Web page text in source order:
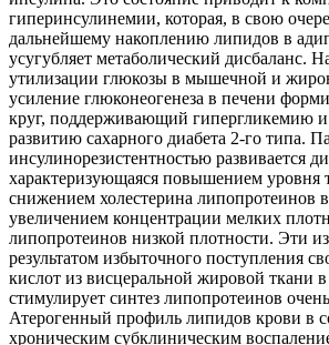
гиперинсулинемии, которая, в свою
дальнейшему накоплению липидов в
усугубляет метаболический дисбаланс.
утилизации глюкозы в мышечной и
усиление глюконеогенеза в печени
круг, поддерживающий гипергликемию
развитию сахарного диабета 2-го типа.
инсулинорезистентностью развивается
характеризующаяся повышением уровня
снижением холестерина липопротеинов
увеличением концентрации мелких
липопротеинов низкой плотности. Эти
результатом избыточного поступления
кислот из висцеральной жировой ткани
стимулирует синтез липопротеинов
Атерогенный профиль липидов крови в
хроническим субклиническим